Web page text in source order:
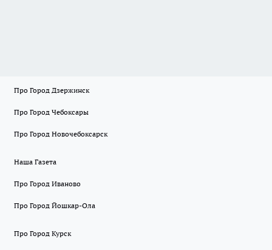
Про Город Дзержинск
Про Город Чебоксары
Про Город Новочебоксарск
Наша Газета
Про Город Иваново
Про Город Йошкар-Ола
Про Город Курск